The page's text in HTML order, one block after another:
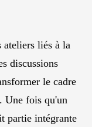
ateliers liés à la
discussions
le cadre
Une fois qu'un
partie intégrante